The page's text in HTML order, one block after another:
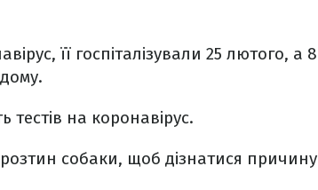
її госпіталізували 25 лютого, а 8
тестів на коронавірус.
собаки, щоб дізнатися причину